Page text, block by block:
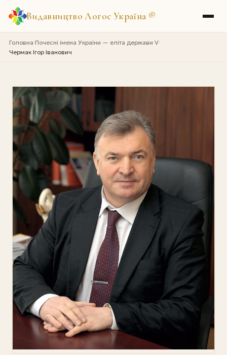
Видавництво Логос Україна ®
Головна›Почесні імена України — еліта держави V›
Чермак Ігор Іванович